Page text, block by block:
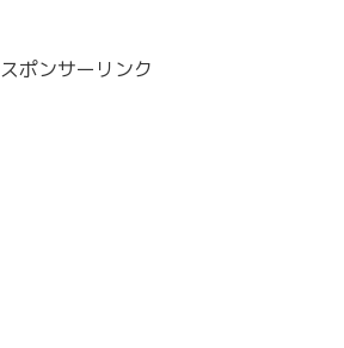
スポンサーリンク